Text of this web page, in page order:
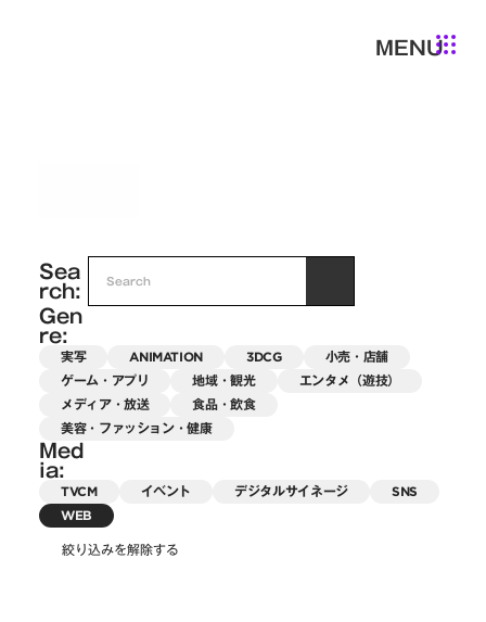
MENU
Sea
rch:
Gen
re:
実写 ANIMATION 3DCG
小売・店舗
ゲーム・アプリ
地域・観光
エンタメ（遊技）
メディア・放送
食品・飲食
美容・ファッション・健康
Med
ia:
TVCM イベント デジタルサイネージ
SNS
WEB
絞り込みを解除する